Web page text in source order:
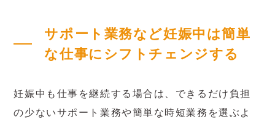
サポート業務など妊娠中は簡単
な仕事にシフトチェンジする
妊娠中も仕事を継続する場合は、できるだけ負担
の少ないサポート業務や簡単な時短業務を選ぶよ